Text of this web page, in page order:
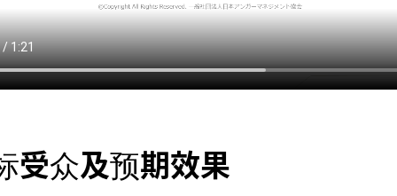
受众及预期效果